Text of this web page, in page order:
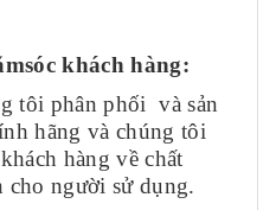
khách hàng:
tôi phân phối và sản
hãng và chúng tôi
hàng về chất
cho người sử dụng.